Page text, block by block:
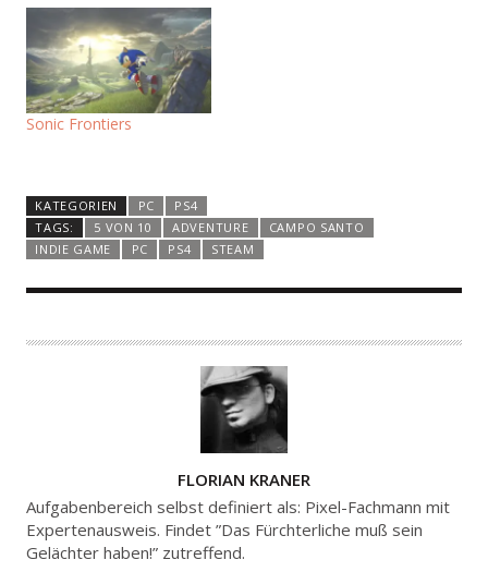
Sonic Frontiers
KATEGORIEN PC
PS4
TAGS:
5 VON 10 ADVENTURE
CAMPO SANTO
INDIE GAME
PC PS4 STEAM
U
T
O
FLORIAN KRANER
Aufgabenbereich selbst definiert als: Pixel-Fachmann mit
Expertenausweis. Findet ”Das Fürchterliche muß sein
Gelächter haben!” zutreffend.